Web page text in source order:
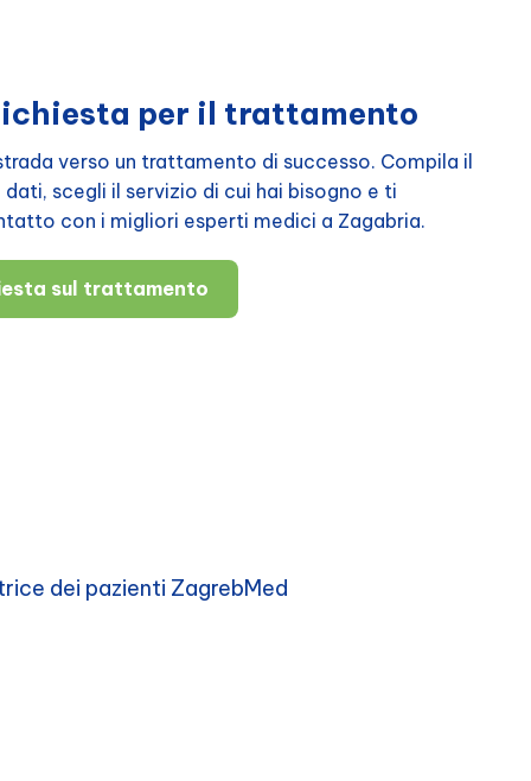
per il trattamento
verso un trattamento di successo. Compila il
scegli il servizio di cui hai bisogno e ti
con i migliori esperti medici a Zagabria.
sul trattamento
dei pazienti ZagrebMed